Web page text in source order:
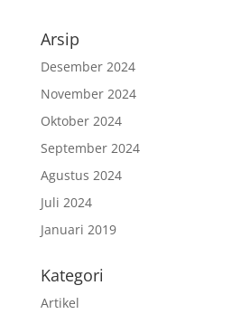
Arsip
Desember 2024
November 2024
Oktober 2024
September 2024
Agustus 2024
Juli 2024
Januari 2019
Kategori
Artikel